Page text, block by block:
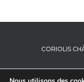
CORIOLIS